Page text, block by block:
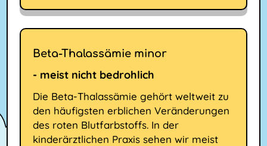
Beta-Thalassämie minor
- meist nicht bedrohlich
Die Beta-Thalassämie gehört weltweit zu
den häufigsten erblichen Veränderungen
des roten Blutfarbstoffs. In der
kinderärztlichen Praxis sehen wir meist